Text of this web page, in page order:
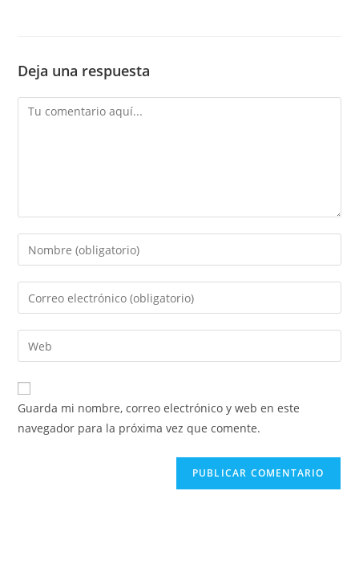
Deja una respuesta
Guarda mi nombre, correo electrónico y web en este
navegador para la próxima vez que comente.